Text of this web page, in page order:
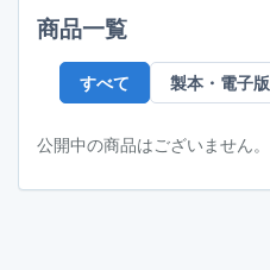
商品一覧
すべて 製本・電子版
公開中の商品はございません。